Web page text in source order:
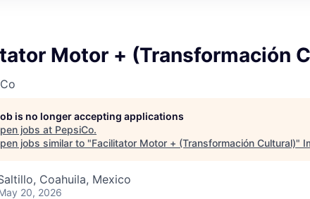
Motor + (Transformación
is no longer accepting applications
jobs at PepsiCo.
jobs similar to "Facilitator Motor + (Transformación Cultural)"
Coahuila, Mexico
20, 2026